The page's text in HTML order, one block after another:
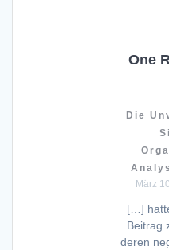
One
Die
März
[…]
Beitrag
deren